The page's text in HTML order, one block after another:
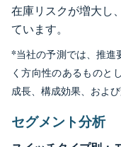
在庫リスクが増大し
ています。
*当社の予測では、推進
く方向性のあるものと
成長、構成効果、およ
セグメント分析